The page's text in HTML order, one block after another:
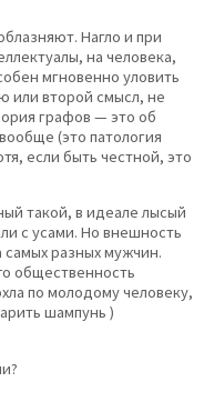
Нагло и при
на человека,
мгновенно уловить
или второй смысл, не
графов — это об
(это патология
если быть честной, это
такой, в идеале лысый
с усами. Но внешность
самых разных мужчин.
общественность
по молодому человеку,
шампунь )